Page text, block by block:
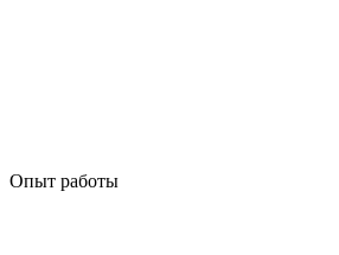
Опыт работы